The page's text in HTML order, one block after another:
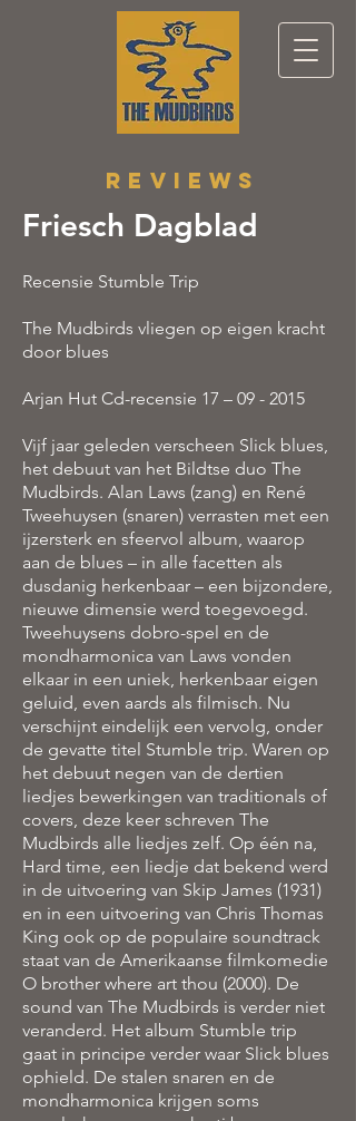
REVIEWS
Friesch Dagblad
Recensie Stumble Trip
The Mudbirds vliegen op eigen kracht
door blues
Arjan Hut Cd-recensie 17 – 09 - 2015
Vijf jaar geleden verscheen Slick blues,
het debuut van het Bildtse duo The
Mudbirds. Alan Laws (zang) en René
Tweehuysen (snaren) verrasten met een
ijzersterk en sfeervol album, waarop
aan de blues – in alle facetten als
dusdanig herkenbaar – een bijzondere,
nieuwe dimensie werd toegevoegd.
Tweehuysens dobro-spel en de
mondharmonica van Laws vonden
elkaar in een uniek, herkenbaar eigen
geluid, even aards als filmisch. Nu
verschijnt eindelijk een vervolg, onder
de gevatte titel Stumble trip. Waren op
het debuut negen van de dertien
liedjes bewerkingen van traditionals of
covers, deze keer schreven The
Mudbirds alle liedjes zelf. Op één na,
Hard time, een liedje dat bekend werd
in de uitvoering van Skip James (1931)
en in een uitvoering van Chris Thomas
King ook op de populaire soundtrack
staat van de Amerikaanse filmkomedie
O brother where art thou (2000). De
sound van The Mudbirds is verder niet
veranderd. Het album Stumble trip
gaat in principe verder waar Slick blues
ophield. De stalen snaren en de
mondharmonica krijgen soms